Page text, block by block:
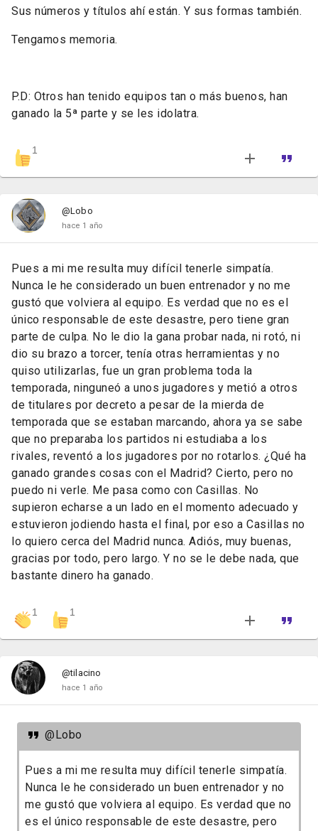
Sus números y títulos ahí están. Y sus formas también.
Tengamos memoria.
P.D: Otros han tenido equipos tan o más buenos, han
ganado la 5ª parte y se les idolatra.
1
@Lobo
hace 1 año
Pues a mi me resulta muy difícil tenerle simpatía.
Nunca le he considerado un buen entrenador y no me
gustó que volviera al equipo. Es verdad que no es el
único responsable de este desastre, pero tiene gran
parte de culpa. No le dio la gana probar nada, ni rotó, ni
dio su brazo a torcer, tenía otras herramientas y no
quiso utilizarlas, fue un gran problema toda la
temporada, ninguneó a unos jugadores y metió a otros
de titulares por decreto a pesar de la mierda de
temporada que se estaban marcando, ahora ya se sabe
que no preparaba los partidos ni estudiaba a los
rivales, reventó a los jugadores por no rotarlos. ¿Qué ha
ganado grandes cosas con el Madrid? Cierto, pero no
puedo ni verle. Me pasa como con Casillas. No
supieron echarse a un lado en el momento adecuado y
estuvieron jodiendo hasta el final, por eso a Casillas no
lo quiero cerca del Madrid nunca. Adiós, muy buenas,
gracias por todo, pero largo. Y no se le debe nada, que
bastante dinero ha ganado.
1 1
@tilacino
hace 1 año
@Lobo
Pues a mi me resulta muy difícil tenerle simpatía.
Nunca le he considerado un buen entrenador y no
me gustó que volviera al equipo. Es verdad que no
es el único responsable de este desastre, pero